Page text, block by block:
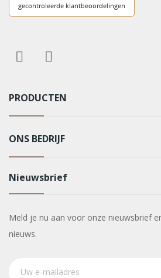
PRODUCTEN
ONS BEDRIJF
Nieuwsbrief
Meld je nu aan voor onze nieuwsbrief
nieuws.